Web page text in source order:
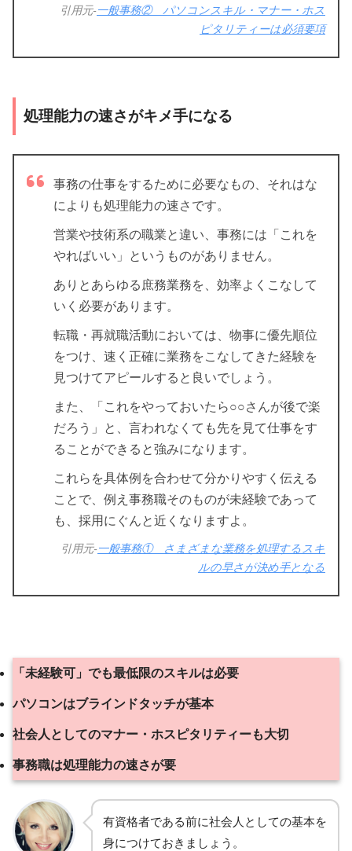
引用元-一般事務② パソコンスキル・マナー・ホス
ピタリティーは必須要項
処理能力の速さがキメ手になる
事務の仕事をするために必要なもの、それはな
によりも処理能力の速さです。
営業や技術系の職業と違い、事務には「これを
やればいい」というものがありません。
ありとあらゆる庶務業務を、効率よくこなして
いく必要があります。
転職・再就職活動においては、物事に優先順位
をつけ、速く正確に業務をこなしてきた経験を
見つけてアピールすると良いでしょう。
また、「これをやっておいたら○○さんが後で楽
だろう」と、言われなくても先を見て仕事をす
ることができると強みになります。
これらを具体例を合わせて分かりやすく伝える
ことで、例え事務職そのものが未経験であって
も、採用にぐんと近くなりますよ。
引用元-一般事務① さまざまな業務を処理するスキ
ルの早さが決め手となる
「未経験可」でも最低限のスキルは必要
パソコンはブラインドタッチが基本
社会人としてのマナー・ホスピタリティーも大切
事務職は処理能力の速さが要
有資格者である前に社会人としての基本を
身につけておきましょう。